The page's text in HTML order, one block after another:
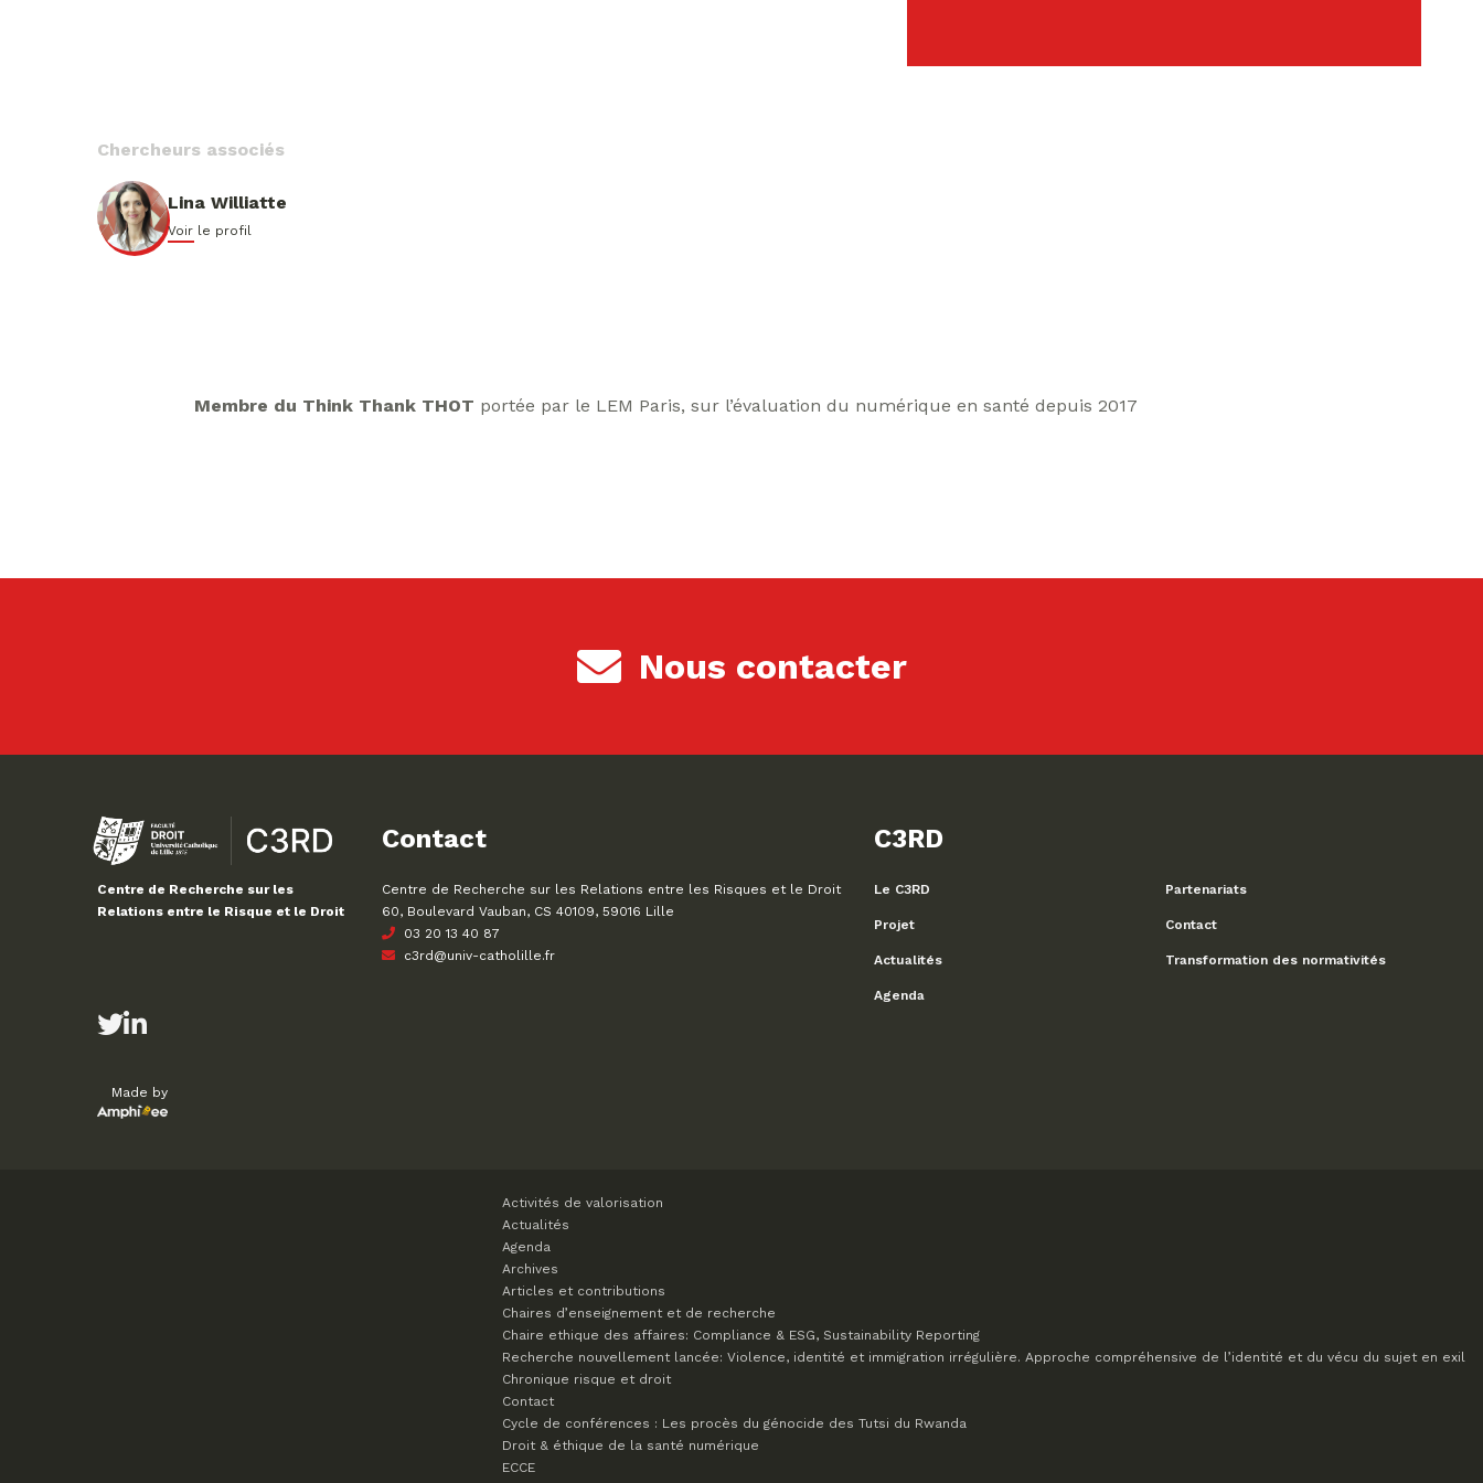
Chercheurs associés
Lina Williatte
Voir le profil
Membre du Think Thank THOT portée par le LEM Paris, sur l’évaluation du numérique en santé depuis 2017
Nous contacter
Centre de Recherche sur les
Relations entre le Risque et le Droit
Contact
Centre de Recherche sur les Relations entre les Risques et le Droit
60, Boulevard Vauban, CS 40109, 59016 Lille
03 20 13 40 87
c3rd@univ-catholille.fr
C3RD
Le C3RD
Projet
Actualités
Agenda
Partenariats
Contact
Transformation des normativités
Made by
Activités de valorisation
Actualités
Agenda
Archives
Articles et contributions
Chaires d’enseignement et de recherche
Chaire ethique des affaires: Compliance & ESG, Sustainability Reporting
Recherche nouvellement lancée: Violence, identité et immigration irrégulière. Approche compréhensive de l’identité et du vécu du sujet en exil
Chronique risque et droit
Contact
Cycle de conférences : Les procès du génocide des Tutsi du Rwanda
Droit & éthique de la santé numérique
ECCE